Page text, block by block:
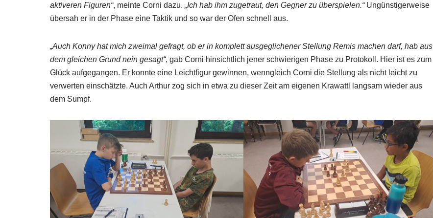
aktiveren Figuren“, meinte Corni dazu. „Ich hab ihm zugetraut, den Gegner zu überspielen.“Ungünstigerweise
übersah er in der Phase eine Taktik und so war der Ofen schnell aus.
„Auch Konny hat mich zweimal gefragt, ob er in komplett ausgeglichener Stellung Remis machen darf, hab aus
dem gleichen Grund nein gesagt“, gab Corni hinsichtlich jener schwierigen Phase zu Protokoll. Hier ist es zum
Glück aufgegangen. Er konnte eine Leichtfigur gewinnen, wenngleich Corni die Stellung als nicht leicht zu
verwerten einschätzte. Auch Arthur zog sich in etwa zu dieser Zeit am eigenen Krawattl langsam wieder aus
dem Sumpf.